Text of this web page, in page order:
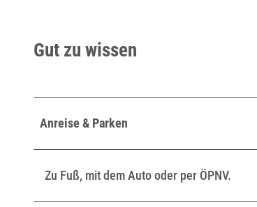
Gut zu wissen
Anreise & Parken
Zu Fuß, mit dem Auto oder per ÖPNV.